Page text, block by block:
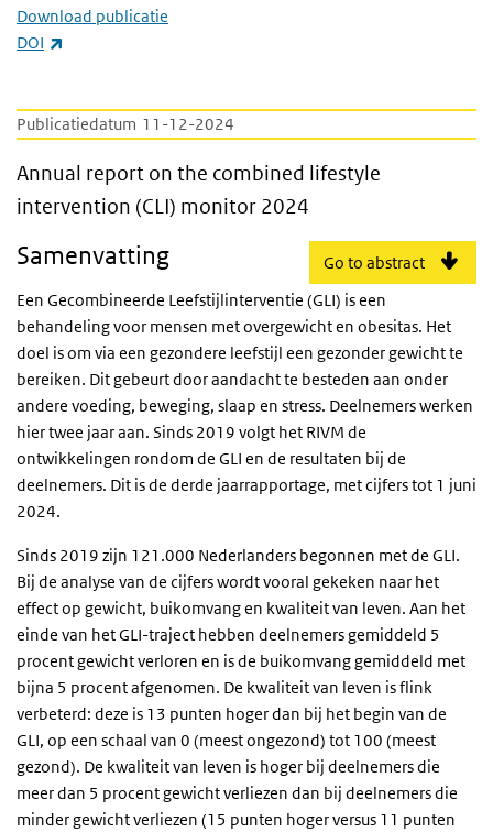
Publicatiedatum 11-12-2024
Annual report on the combined lifestyle
Annual report on the combined lifestyle
intervention (CLI) monitor 2024
Go to abstract
Samenvatting
Een Gecombineerde Leefstijlinterventie (GLI) is een
behandeling voor mensen met overgewicht en obesitas. Het
doel is om via een gezondere leefstijl een gezonder gewicht te
bereiken. Dit gebeurt door aandacht te besteden aan onder
andere voeding, beweging, slaap en stress. Deelnemers werken
hier twee jaar aan. Sinds 2019 volgt het RIVM de
ontwikkelingen rondom de GLI en de resultaten bij de
deelnemers. Dit is de derde jaarrapportage, met cijfers tot 1 juni
2024.
Sinds 2019 zijn 121.000 Nederlanders begonnen met de GLI.
Bij de analyse van de cijfers wordt vooral gekeken naar het
effect op gewicht, buikomvang en kwaliteit van leven. Aan het
einde van het GLI-traject hebben deelnemers gemiddeld 5
procent gewicht verloren en is de buikomvang gemiddeld met
bijna 5 procent afgenomen. De kwaliteit van leven is flink
verbeterd: deze is 13 punten hoger dan bij het begin van de
GLI, op een schaal van 0 (meest ongezond) tot 100 (meest
gezond). De kwaliteit van leven is hoger bij deelnemers die
meer dan 5 procent gewicht verliezen dan bij deelnemers die
minder gewicht verliezen (15 punten hoger versus 11 punten
Download publicatie
DOI